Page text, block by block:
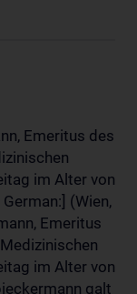
Emeritus des
im Alter von
(Wien,
Emeritus
im Alter von
galt